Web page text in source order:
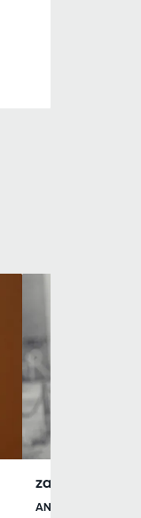
ANTWERP
za 27.03.2027